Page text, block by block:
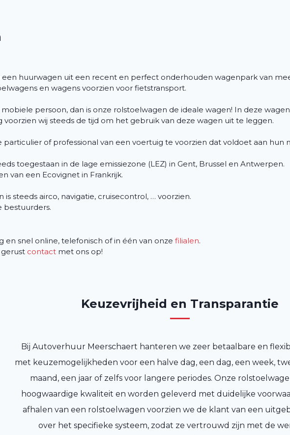
huurwagen uit een recent en perfect onderhouden wagenpark van
en wagens voorzien voor fietstransport.
persoon, dan is onze rolstoelwagen de ideale wagen! In deze
voorzien wij steeds de tijd om het gebruik van deze wagen uit te leggen.
particulier of professional van een voertuig te voorzien dat voldoet aan hun
toegestaan in de lage emissiezone (LEZ) in Gent, Brussel en Antwerpen.
van een Ecovignet in Frankrijk.
steeds airco, navigatie, cruisecontrol, … voorzien.
bestuurders.
en snel online, telefonisch of in één van onze filialen.
contact met ons op!
Keuzevrijheid en Transparantie
Bij Autoverhuur Meerschaert hanteren we zeer betaalbare en
met keuzemogelijkheden voor een halve dag, een dag, een week,
maand, een jaar of zelfs voor langere periodes. Onze
hoogwaardige kwaliteit en worden geleverd met duidelijke
afhalen van een rolstoelwagen voorzien we de klant van een
over het specifieke systeem, zodat ze vertrouwd zijn met de